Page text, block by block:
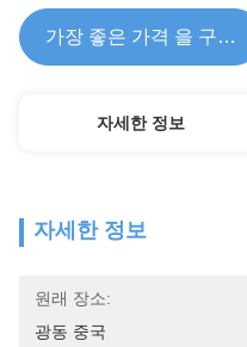
가장 좋은 가격 을 구하라
자세한 정보
자세한 정보
원래 장소:
광동 중국